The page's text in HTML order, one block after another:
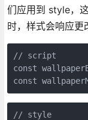
们应用到 style，
时，样式会响应更
// script
const
const
// style